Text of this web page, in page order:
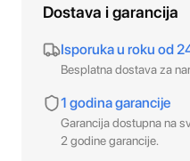
Dostava i garancija
Isporuka u roku od
Besplatna dostava za
1 godina garancije
Garancija dostupna na
2 godine garancije.